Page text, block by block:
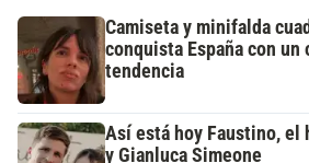
Camiseta y minifalda
conquista España con
tendencia
Así está hoy Faustino, el
y Gianluca Simeone